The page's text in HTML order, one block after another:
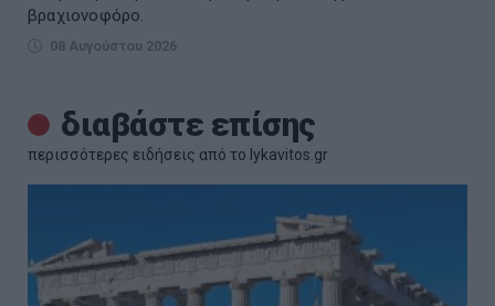
βραχιονοφόρο.
08 Αυγούστου 2026
διαβάστε επίσης
περισσότερες ειδήσεις από το lykavitos.gr